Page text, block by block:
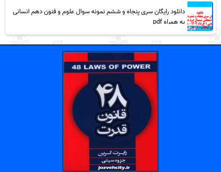
دانلود رایگان سری پنجاه و ششم نمونه سوال علوم و فنون دهم انسانی
به همراه pdf